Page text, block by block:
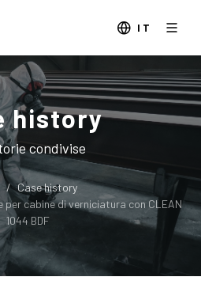
IT
history
condivise
Case history
cabine di verniciatura con CLEAN
1044 BDF